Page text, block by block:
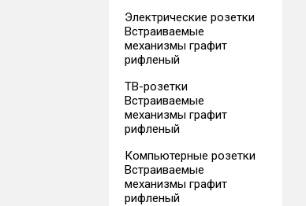
Электрические розетки
Встраиваемые
механизмы графит
рифленый
ТВ-розетки
Встраиваемые
механизмы графит
рифленый
Компьютерные розетки
Встраиваемые
механизмы графит
рифленый